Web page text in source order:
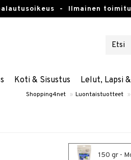
- Ilmainen
Koti & Sisustus Lelut, Lapsi
Shopping4net » Luontaistuotteet »
150 gr -